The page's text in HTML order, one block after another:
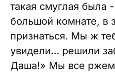
такая смуглая была
большой комнате, в
признаться. Мы ж
увидели… решили
Даша!» Мы все